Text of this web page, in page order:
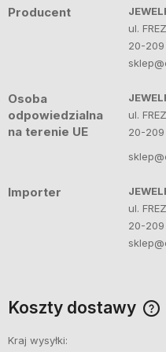
Producent
ul.
20-209
Osoba
odpowiedzialna
na terenie UE
ul.
20-209
Importer
ul.
20-209
Koszty dostawy
Kraj wysyłki: